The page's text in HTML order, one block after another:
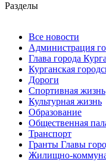
Разделы
Все новости
Администрация
Глава города
Курганская
Дороги
Спортивная жизнь
Культурная жизнь
Образование
Общественная
Транспорт
Гранты Главы
Жилищно-